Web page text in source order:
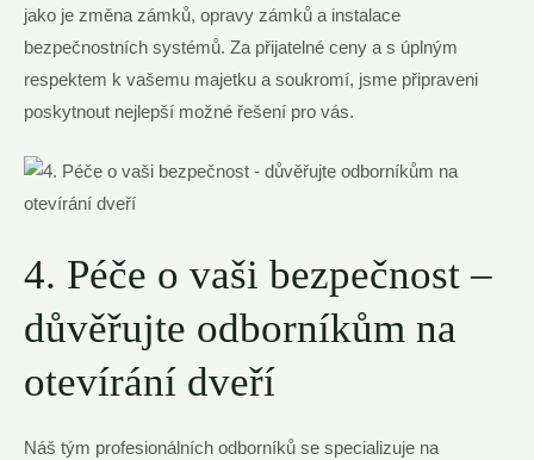
jako je změna zámků, opravy zámků a instalace
bezpečnostních systémů. Za přijatelné ceny a s úplným
respektem k vašemu majetku a soukromí, jsme připraveni
poskytnout nejlepší možné řešení pro vás.
4. Péče o vaši bezpečnost –
důvěřujte odborníkům na
otevírání dveří
Náš tým profesionálních odborníků se specializuje na